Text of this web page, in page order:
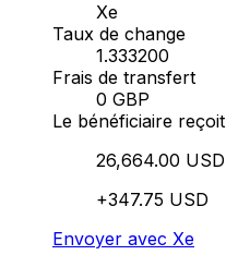
Xe
Taux de change
1.333200
Frais de transfert
0 GBP
Le bénéficiaire reçoit
26,664.00 USD
+347.75 USD
Envoyer avec Xe